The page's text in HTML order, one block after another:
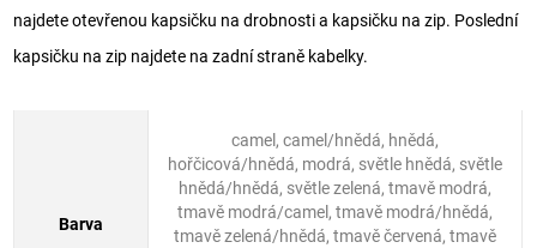
najdete otevřenou kapsičku na drobnosti a kapsičku na zip. Poslední
kapsičku na zip najdete na zadní straně kabelky.
Barva
camel, camel/hnědá, hnědá,
hořčicová/hnědá, modrá, světle hnědá, světle
hnědá/hnědá, světle zelená, tmavě modrá,
tmavě modrá/camel, tmavě modrá/hnědá,
tmavě zelená/hnědá, tmavě červená, tmavě